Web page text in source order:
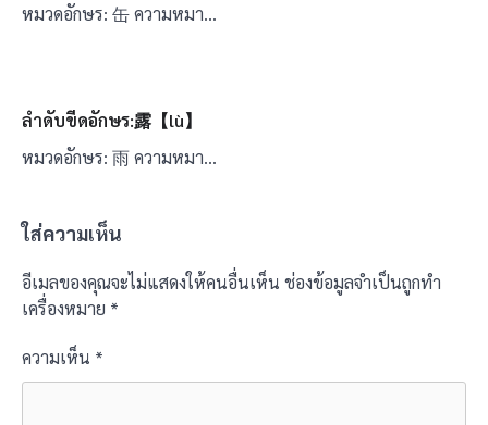
หมวดอักษร: 缶 ความหมา…
ลำดับขีดอักษร:露【lù】
หมวดอักษร: 雨 ความหมา…
ใส่ความเห็น
อีเมลของคุณจะไม่แสดงให้คนอื่นเห็น ช่องข้อมูลจำเป็นถูกทำ
เครื่องหมาย *
ความเห็น *